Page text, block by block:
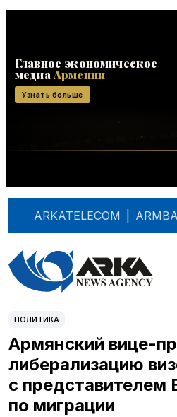
ARKATELECOM
ПОЛИТИКА
Армянский вице-
либерализацию
с представителем
по миграции